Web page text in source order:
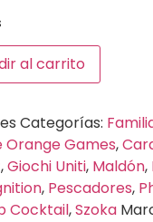
al carrito
Categorías:
Orange Games,
,Giochi Uniti, Maldón,
, Pescadores,
Cocktail,Szoka